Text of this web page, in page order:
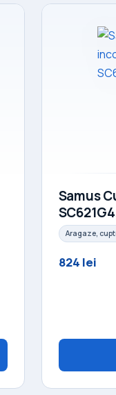
Samus
Aragaze,
824 lei